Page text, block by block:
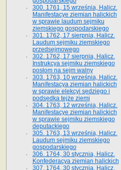
300. 1761, 15 września, Halicz.
Manifestacye ziemian halickich
w sprawie laudum sejmiku
ziemskiego gospodarskiego
301. 1762, 17 sierpnia, Halicz.
Laudum sejmiku ziemskiego
przedsejmowego
302. 1762, 17 sierpnia, Halicz.
Instrukcya sejmiku ziemskiego
posłom na sejm walny
303. 1763, 10 września, Halicz.
Manifestacya ziemian halickich
w sprawie elekcyi sędziego i
podsędka tejże ziemi
304. 1763, 12 września, Halicz.
Manifestacye ziemian halickich
w sprawie sejmiku ziemskiego
deputackiego
305. 1763, 13 września, Halicz.
Laudum sejmiku ziemskiego
gospodarskiego
306. 1764, 30 stycznia, Halicz.
Konfederacya ziemian halickich
307. 1764, 30 stycznia, Halicz.